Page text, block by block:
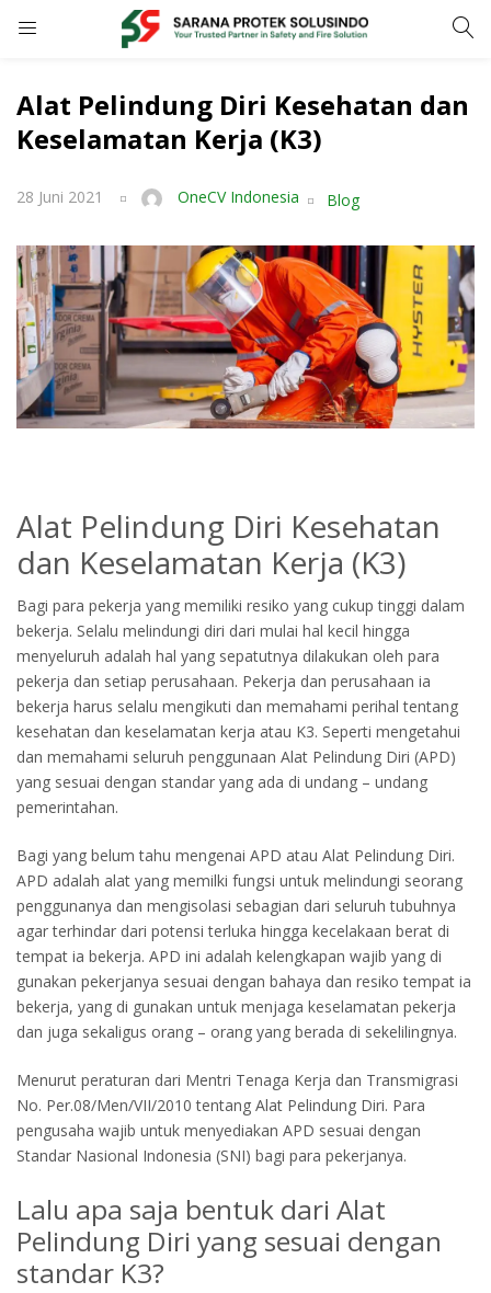
LOGIN REGISTER
Enter your username and password to login.
Remember me
LOGIN
Continue with Google
Alat Pelindung Diri Kesehatan dan
Keselamatan Kerja (K3)
28 Juni 2021 OneCV Indonesia Blog
Alat Pelindung Diri Kesehatan
dan Keselamatan Kerja (K3)
Bagi para pekerja yang memiliki resiko yang cukup tinggi dalam
bekerja. Selalu melindungi diri dari mulai hal kecil hingga
menyeluruh adalah hal yang sepatutnya dilakukan oleh para
pekerja dan setiap perusahaan. Pekerja dan perusahaan ia
bekerja harus selalu mengikuti dan memahami perihal tentang
kesehatan dan keselamatan kerja atau K3. Seperti mengetahui
dan memahami seluruh penggunaan Alat Pelindung Diri (APD)
yang sesuai dengan standar yang ada di undang – undang
pemerintahan.
Bagi yang belum tahu mengenai APD atau Alat Pelindung Diri.
APD adalah alat yang memilki fungsi untuk melindungi seorang
penggunanya dan mengisolasi sebagian dari seluruh tubuhnya
agar terhindar dari potensi terluka hingga kecelakaan berat di
tempat ia bekerja. APD ini adalah kelengkapan wajib yang di
gunakan pekerjanya sesuai dengan bahaya dan resiko tempat ia
bekerja, yang di gunakan untuk menjaga keselamatan pekerja
dan juga sekaligus orang – orang yang berada di sekelilingnya.
Menurut peraturan dari Mentri Tenaga Kerja dan Transmigrasi
No. Per.08/Men/VII/2010 tentang Alat Pelindung Diri. Para
pengusaha wajib untuk menyediakan APD sesuai dengan
Standar Nasional Indonesia (SNI) bagi para pekerjanya.
Lalu apa saja bentuk dari Alat
Pelindung Diri yang sesuai dengan
standar K3?